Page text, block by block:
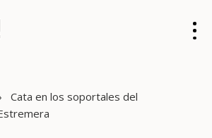
Cata en los soportales del